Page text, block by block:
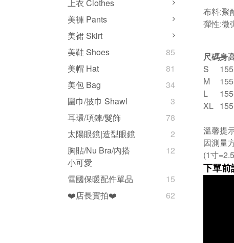
上衣 Clothes
美褲 Pants
美裙 Skirt
美鞋 Shoes
85
美帽 Hat
81
美包 Bag
34
圍巾/披巾 Shawl
3
耳環/項鍊/髮飾
78
太陽眼鏡|造型眼鏡
2
胸貼/Nu Bra/內搭
小可愛
12
雪國保暖配件單品
15
❤️店長實拍❤️
62
布料:聚
彈性:微
尺碼身
S
M
L
XL
溫馨提
因測量
(1寸
下單前